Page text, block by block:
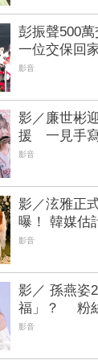
彭振聲500
一位交保回
影音
影／廉世彬
援 一見手寫
動了
影音
影／泫雅正
曝！ 韓媒估
元！？ |
影音
影／ 孫燕姿
福」？ 粉
狀態超好！ |
影音